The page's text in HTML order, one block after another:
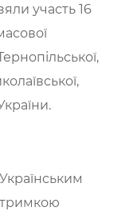
участь 16